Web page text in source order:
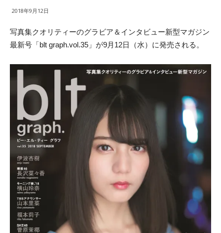
2018年9月12日
写真集クオリティーのグラビア＆ インタビュー新型マガジン
最新号「blt graph.vol.35」が9月12日（水）に発売される。